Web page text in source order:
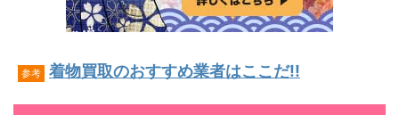
参考 着物買取のおすすめ業者はここだ!!